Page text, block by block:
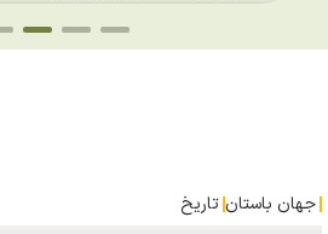
جهان باستان تاریخ